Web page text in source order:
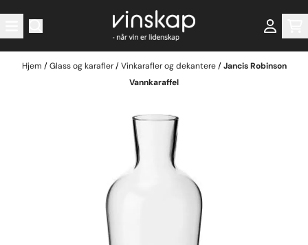
Hopp til innhold
Hjem /Glass og karafler/Vinkarafler og dekantere/Jancis Robinson
Vannkaraffel